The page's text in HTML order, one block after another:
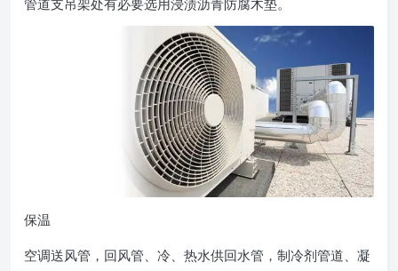
管道支吊架处有必要选用浸渍沥青防腐木垫。
保温
空调送风管，回风管、冷、热水供回水管，制冷剂管道、凝